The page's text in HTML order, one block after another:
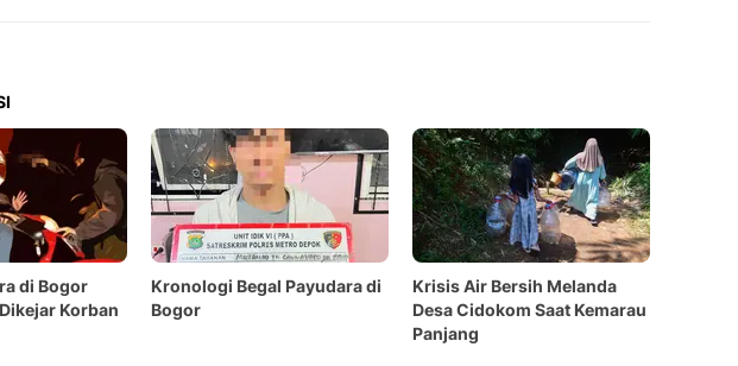
di Bogor
Korban
Kronologi Begal Payudara di
Bogor
Krisis Air Bersih Melanda
Desa Cidokom Saat Kemarau
Panjang